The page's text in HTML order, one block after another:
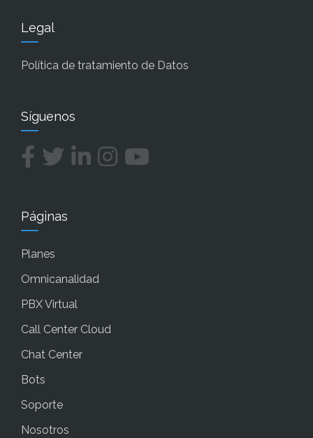
Legal
Política de tratamiento de Datos
Síguenos
Páginas
Planes
Omnicanalidad
PBX Virtual
Call Center Cloud
Chat Center
Bots
Soporte
Nosotros